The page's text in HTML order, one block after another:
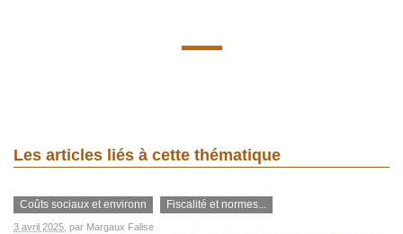
Les articles liés à cette thématique
Coûts sociaux et environn Fiscalité et normes...
3 avril 2025 , par Margaux Falise